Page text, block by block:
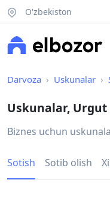
O'zbekiston
Darvoza Uskunalar
Uskunalar, Urgut
Biznes uchun
Sotish Sotib olish